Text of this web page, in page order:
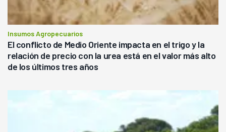
Insumos Agropecuarios
El conflicto de Medio Oriente impacta en el trigo y la
relación de precio con la urea está en el valor más alto
de los últimos tres años